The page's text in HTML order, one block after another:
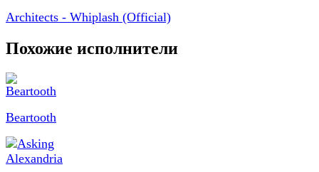
Architects - Whiplash (Official)
Похожие исполнители
Beartooth